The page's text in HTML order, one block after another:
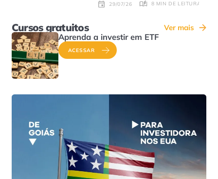
29/07/26 8 MIN DE LEITURA
Cursos gratuitos Ver mais
Aprenda a investir em ETF
ACESSAR